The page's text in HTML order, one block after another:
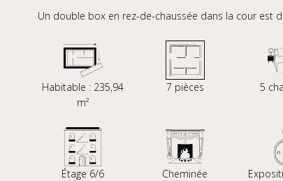
Un double box en rez-de-chaussée dans la cour est
Habitable : 235,94
m²
7 pièces 5
Étage 6/6 Cheminée